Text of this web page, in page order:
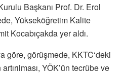
Başkanı Prof. Dr. Erol
Yükseköğretim Kalite
Kocabıçakda yer aldı.
göre, görüşmede, KKTC‘deki
YÖK’ün tecrübe ve